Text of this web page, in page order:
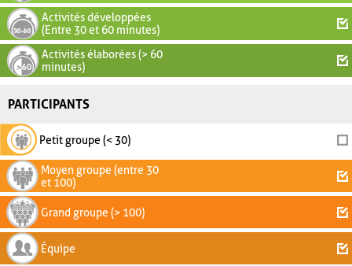
Activités développées
(Entre 30 et 60 minutes)
Activités élaborées (> 60
minutes)
PARTICIPANTS
Petit groupe (< 30)
Moyen groupe (entre 30
et 100)
Grand groupe (> 100)
Équipe